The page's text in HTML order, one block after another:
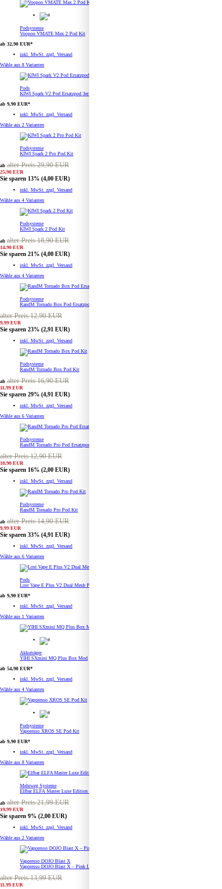
Podsysteme
Voopoo VMATE Max 2 Pod Kit
ab 32,90 EUR*
inkl. MwSt. zzgl. Versand
Wähle aus 8 Varianten
Pods
KIWI Spark V2 Pod Ersatzpod 3er Pack
ab 9,90 EUR*
inkl. MwSt. zzgl. Versand
Wähle aus 2 Varianten
Podsysteme
KIWI Spark 2 Pro Pod Kit
ab alter Preis 29,90 EUR
25,90 EUR
Sie sparen 13% (4,00 EUR)
inkl. MwSt. zzgl. Versand
Wähle aus 4 Varianten
Podsysteme
KIWI Spark 2 Pod Kit
ab alter Preis 18,90 EUR
14,90 EUR
Sie sparen 21% (4,00 EUR)
inkl. MwSt. zzgl. Versand
Wähle aus 4 Varianten
Podsysteme
RandM Tornado Box Pod Ersatzpod 2er Pack
alter Preis 12,90 EUR
9,99 EUR
Sie sparen 23% (2,91 EUR)
inkl. MwSt. zzgl. Versand
Podsysteme
RandM Tornado Box Pod Kit
ab alter Preis 16,90 EUR
11,99 EUR
Sie sparen 29% (4,91 EUR)
inkl. MwSt. zzgl. Versand
Wähle aus 6 Varianten
Podsysteme
RandM Tornado Pro Pod Ersatzpod 3er Pack
alter Preis 12,90 EUR
10,90 EUR
Sie sparen 16% (2,00 EUR)
inkl. MwSt. zzgl. Versand
Podsysteme
RandM Tornado Pro Pod Kit
ab alter Preis 14,90 EUR
9,99 EUR
Sie sparen 33% (4,91 EUR)
inkl. MwSt. zzgl. Versand
Wähle aus 6 Varianten
Pods
Lost Vape E Plus V2 Dual Mesh Pod Ersatzpod 3er Pack
ab 9,90 EUR*
inkl. MwSt. zzgl. Versand
Wähle aus 1 Varianten
Akkuträger
YIHI SXmini MQ Plus Box Mod
ab 54,90 EUR*
inkl. MwSt. zzgl. Versand
Wähle aus 4 Varianten
Podsysteme
Vaporesso XROS SE Pod Kit
ab 9,90 EUR*
inkl. MwSt. zzgl. Versand
Wähle aus 8 Varianten
Mehrweg Systeme
Elfbar ELFA Master Luxe Edition Pod Mod
ab alter Preis 21,99 EUR
19,99 EUR
Sie sparen 9% (2,00 EUR)
inkl. MwSt. zzgl. Versand
Wähle aus 2 Varianten
Vaporesso DOJO Blast X
Vaporesso DOJO Blast X – Pink Lemonade – Prefilled Pod Tank
alter Preis 13,99 EUR
11,99 EUR